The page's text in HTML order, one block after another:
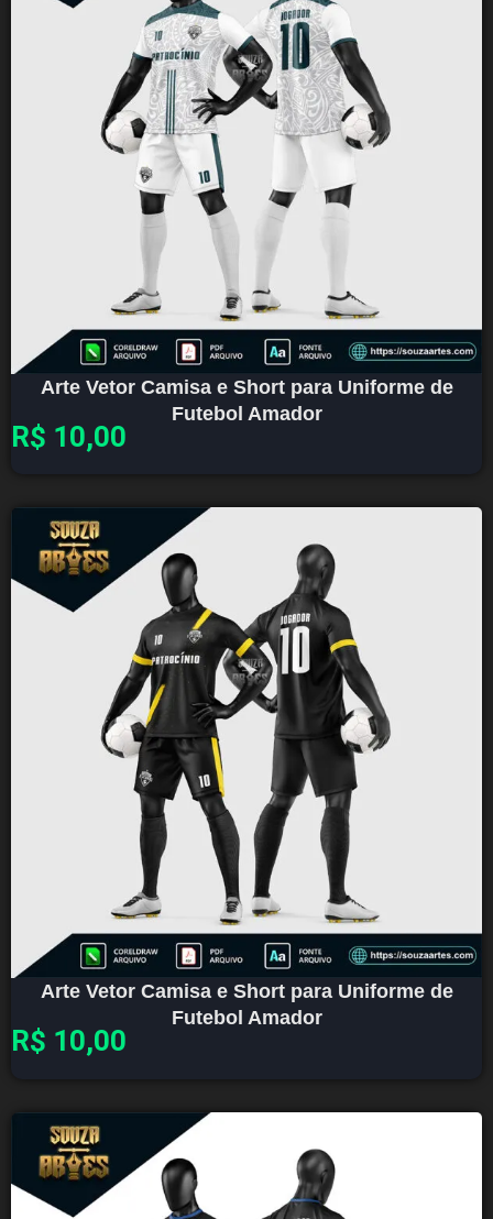
Arte Vetor Camisa e Short para Uniforme de
Futebol Amador
R$ 10,00
Arte Vetor Camisa e Short para Uniforme de
Futebol Amador
R$ 10,00